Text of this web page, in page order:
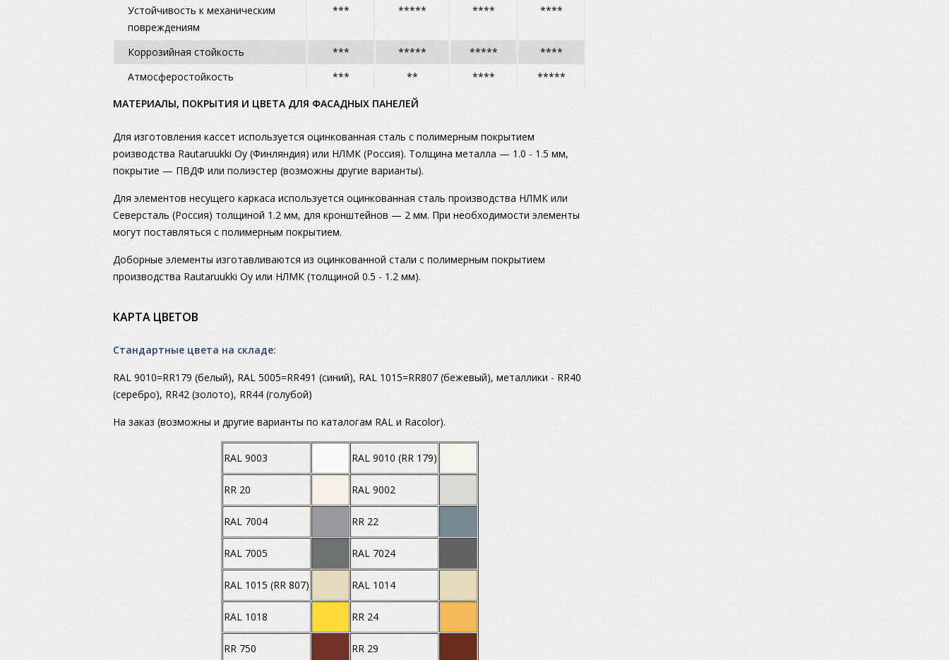
Устойчивость к механическим
повреждениям
*** ***** **** ****
Коррозийная стойкость *** ***** *****
****
Атмосферостойкость
*** ** ****
*****
МАТЕРИАЛЫ, ПОКРЫТИЯ И ЦВЕТА ДЛЯ ФАСАДНЫХ ПАНЕЛЕЙ
Для изготовления кассет используется оцинкованная сталь с полимерным покрытием
роизводства Rautaruukki Oy (Финляндия) или НЛМК (Россия). Толщина металла — 1.0 - 1.5 мм,
покрытие — ПВДФ или полиэстер (возможны другие варианты).
Для элементов несущего каркаса используется оцинкованная сталь производства НЛМК или
Северсталь (Россия) толщиной 1.2 мм, для кронштейнов — 2 мм. При необходимости элементы
могут поставляться с полимерным покрытием.
Доборные элементы изготавливаются из оцинкованной стали с полимерным покрытием
производства Rautaruukki Oy или НЛМК (толщиной 0.5 - 1.2 мм).
КАРТА ЦВЕТОВ
Стандартные цвета на складе:
RAL 9010=RR179 (белый), RAL 5005=RR491 (синий), RAL 1015=RR807 (бежевый), металлики - RR40
(серебро), RR42 (золото), RR44 (голубой)
На заказ (возможны и другие варианты по каталогам RAL и Racolor).
RAL 9003 RAL 9010 (RR 179)
RR 20 RAL 9002
RAL 7004 RR 22
RAL 7005 RAL 7024
RAL 1015 (RR 807) RAL 1014
RAL 1018 RR 24
RR 750 RR 29